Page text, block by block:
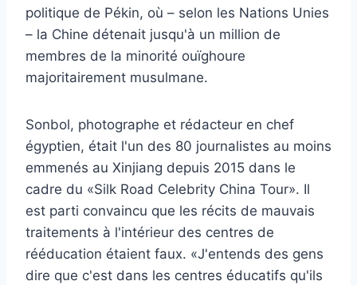
politique de Pékin, où – selon les Nations Unies
– la Chine détenait jusqu'à un million de
membres de la minorité ouïghoure
majoritairement musulmane.
Sonbol, photographe et rédacteur en chef
égyptien, était l'un des 80 journalistes au moins
emmenés au Xinjiang depuis 2015 dans le
cadre du «Silk Road Celebrity China Tour». Il
est parti convaincu que les récits de mauvais
traitements à l'intérieur des centres de
rééducation étaient faux. «J'entends des gens
dire que c'est dans les centres éducatifs qu'ils